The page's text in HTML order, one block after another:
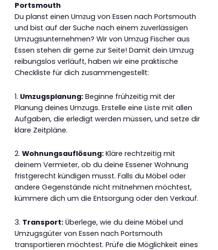
Portsmouth
Du planst einen Umzug von Essen nach Portsmouth
und bist auf der Suche nach einem zuverlässigen
Umzugsunternehmen? Wir von Umzug Fischer aus
Essen stehen dir gerne zur Seite! Damit dein Umzug
reibungslos verläuft, haben wir eine praktische
Checkliste für dich zusammengestellt:
1. Umzugsplanung: Beginne frühzeitig mit der
Planung deines Umzugs. Erstelle eine Liste mit allen
Aufgaben, die erledigt werden müssen, und setze dir
klare Zeitpläne.
2. Wohnungsauflösung: Kläre rechtzeitig mit
deinem Vermieter, ob du deine Essener Wohnung
fristgerecht kündigen musst. Falls du Möbel oder
andere Gegenstände nicht mitnehmen möchtest,
kümmere dich um die Entsorgung oder den Verkauf.
3. Transport: Überlege, wie du deine Möbel und
Umzugsgüter von Essen nach Portsmouth
transportieren möchtest. Prüfe die Möglichkeit eines